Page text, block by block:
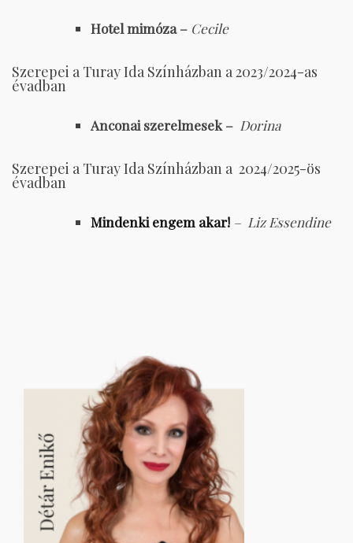
Hotel mimóza – Cecile
Szerepei a Turay Ida Színházban a 2023/2024-as
évadban
Anconai szerelmesek – Dorina
Szerepei a Turay Ida Színházban a 2024/2025-ös
évadban
Mindenki engem akar! – Liz Essendine